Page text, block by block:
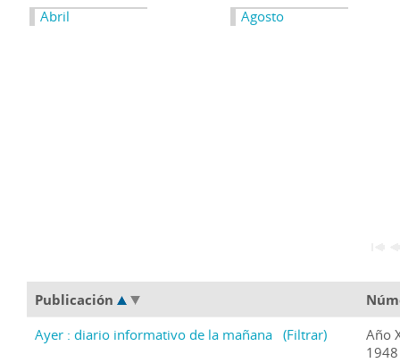
Abril
Agosto
Publicación
Ayer : diario informativo de la mañana (Filtrar)
Año